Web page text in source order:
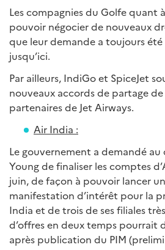
Les compagnies du Golfe quant
pouvoir négocier de nouveaux
que leur demande a toujours été
jusqu’ici.
Par ailleurs, IndiGo et SpiceJet
nouveaux accords de partage de
partenaires de Jet Airways.
Air India :
Le gouvernement a demandé
Young de finaliser les comptes
juin, de façon à pouvoir lancer
manifestation d’intérêt pour la
India et de trois de ses filiales
d’offres en deux temps pourrait
après publication du PIM